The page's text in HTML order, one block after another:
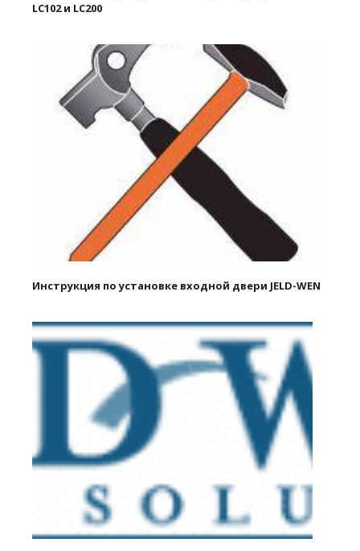
LC102 и LC200
Инструкция по установке входной двери JELD-WEN